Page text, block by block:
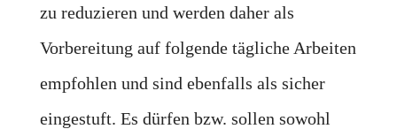
zu reduzieren und werden daher als
Vorbereitung auf folgende tägliche Arbeiten
empfohlen und sind ebenfalls als sicher
eingestuft. Es dürfen bzw. sollen sowohl